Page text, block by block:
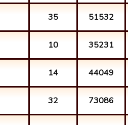
35 51532
10 35231
14 44049
32 73086